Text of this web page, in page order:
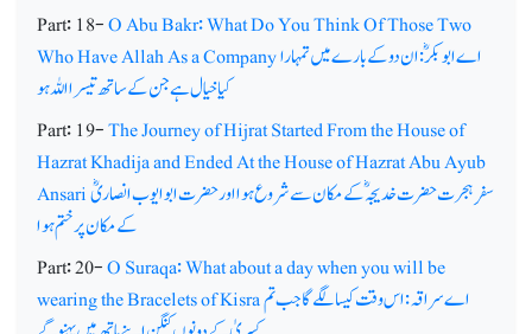
Part: 18-O Abu Bakr: What Do You Think Of Those Two
Who Have Allah As a Companyاے ابوبکرؓ: ان دو کے بارے میں تمہارا
کیا خیال ہے جن کے ساتھ تیسرا اللہ ہو
Part: 19-The Journey of Hijrat Started From the House of
Hazrat Khadija and Ended At the House of Hazrat Abu Ayub
Ansariسفر ِ ہجرت حضرت خدیجہ ؓکے مکان سے شروع ہوا اور حضرت ابوایوب انصاریؓ
کے مکان پر ختم ہوا
Part: 20-O Suraqa: What about a day when you will be
wearing the Bracelets of Kisraاے سراقہ: اس وقت کیسا لگے گا جب تم